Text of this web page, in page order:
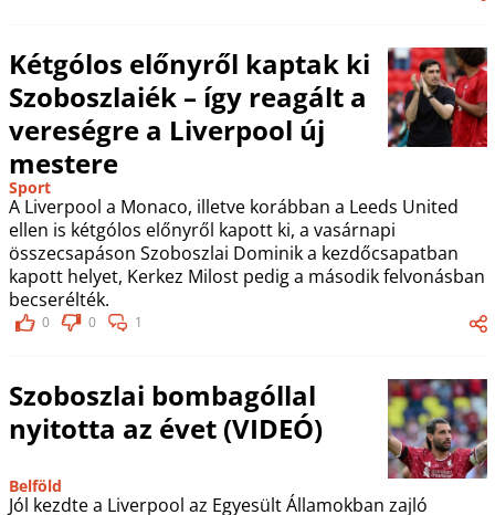
Kétgólos előnyről kaptak ki
Szoboszlaiék – így reagált a
vereségre a Liverpool új
mestere
Sport
A Liverpool a Monaco, illetve korábban a Leeds United
ellen is kétgólos előnyről kapott ki, a vasárnapi
összecsapáson Szoboszlai Dominik a kezdőcsapatban
kapott helyet, Kerkez Milost pedig a második felvonásban
becserélték.
0 0 1
Szoboszlai bombagóllal
nyitotta az évet (VIDEÓ)
Belföld
Jól kezdte a Liverpool az Egyesült Államokban zajló